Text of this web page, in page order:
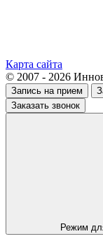
Карта сайта
© 2007 - 2026
Запись на прием
Заказать звонок
Режим